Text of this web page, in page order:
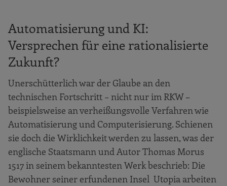
Automatisierung und KI:
Versprechen für eine rationalisierte
Zukunft?
Unerschütterlich war der Glaube an den
technischen Fortschritt − nicht nur im RKW –
beispielsweise an verheißungsvolle Verfahren wie
Automatisierung und Computerisierung. Schienen
sie doch die Wirklichkeit werden zu lassen, was der
englische Staatsmann und Autor Thomas Morus
1517 in seinem bekanntesten Werk beschrieb: Die
Bewohner seiner erfundenen Insel Utopia arbeiten